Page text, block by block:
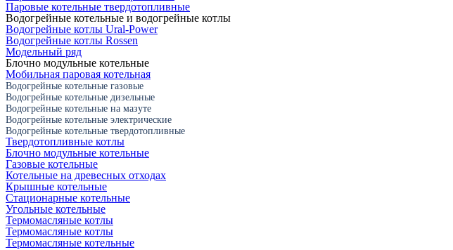
Паровые котельные твердотопливные
Водогрейные котельные и водогрейные котлы
Водогрейные котлы Ural-Power
Водогрейные котлы Rossen
Модельный ряд
Блочно модульные котельные
Мобильная паровая котельная
Водогрейные котельные газовые
Водогрейные котельные дизельные
Водогрейные котельные на мазуте
Водогрейные котельные электрические
Водогрейные котельные твердотопливные
Твердотопливные котлы
Блочно модульные котельные
Газовые котельные
Котельные на древесных отходах
Крышные котельные
Стационарные котельные
Угольные котельные
Термомасляные котлы
Термомасляные котлы
Термомасляные котельные